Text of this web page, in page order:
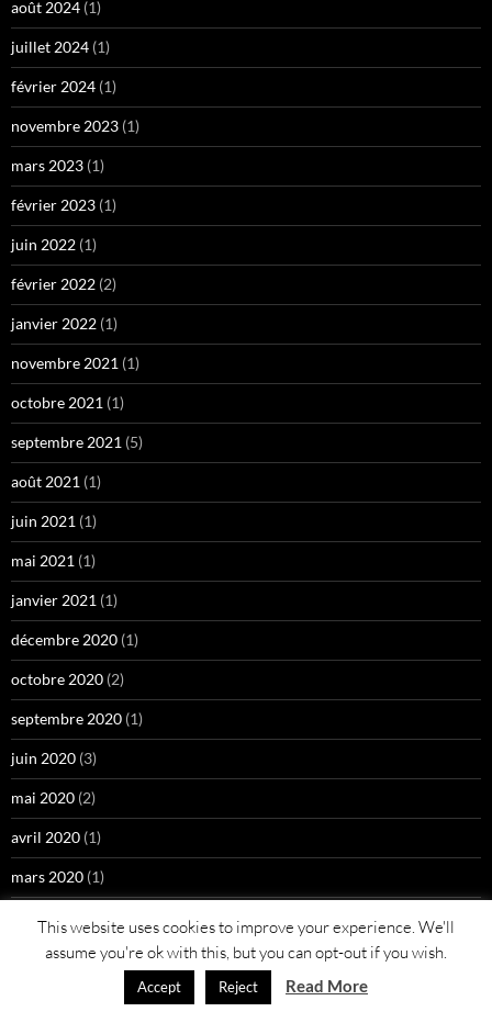
août 2024 (1)
juillet 2024 (1)
février 2024 (1)
novembre 2023 (1)
mars 2023 (1)
février 2023 (1)
juin 2022 (1)
février 2022 (2)
janvier 2022 (1)
novembre 2021 (1)
octobre 2021 (1)
septembre 2021 (5)
août 2021 (1)
juin 2021 (1)
mai 2021 (1)
janvier 2021 (1)
décembre 2020 (1)
octobre 2020 (2)
septembre 2020 (1)
juin 2020 (3)
mai 2020 (2)
avril 2020 (1)
mars 2020 (1)
février 2020 (4)
janvier 2020 (3)
(4)
This website uses cookies to improve your experience. We'll
assume you're ok with this, but you can opt-out if you wish.
Accept Reject Read More